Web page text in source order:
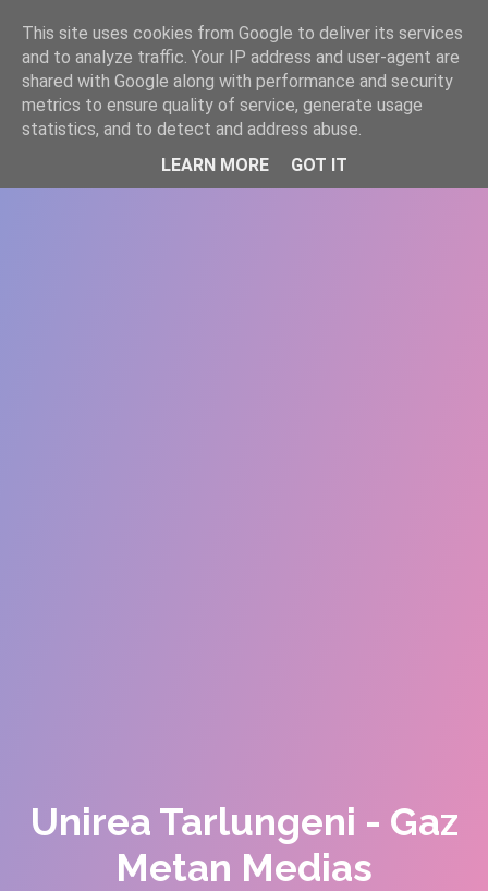
WWW.GAZISTI.RO
Unirea Tarlungeni - Gaz
Metan Medias
This site uses cookies from Google to deliver its services
and to analyze traffic. Your IP address and user-agent are
shared with Google along with performance and security
metrics to ensure quality of service, generate usage
statistics, and to detect and address abuse.
LEARN MORE
GOT IT